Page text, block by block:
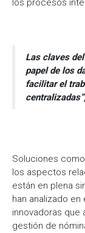
los procesos
Las claves
papel de los
facilitar el
Soluciones
los aspectos
están en plena
han analizado en
innovadoras que
gestión de